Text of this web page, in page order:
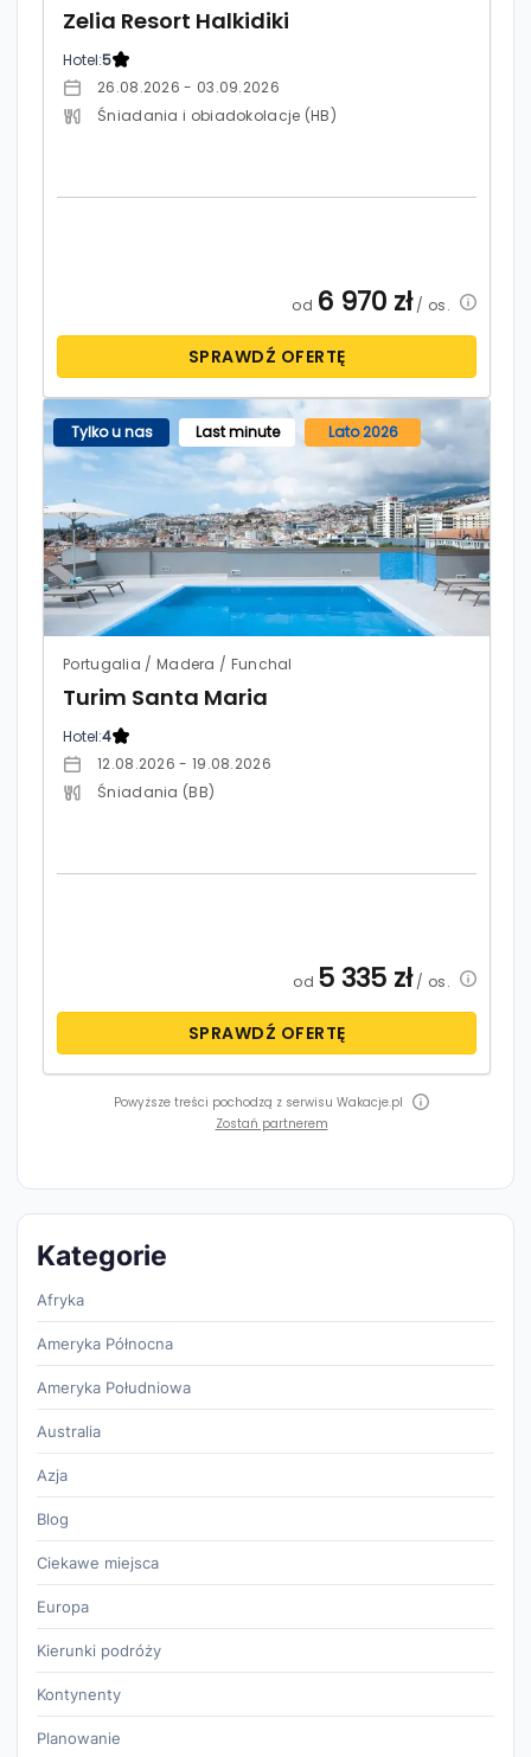
Zelia Resort Halkidiki
Hotel:5
26.08.2026 - 03.09.2026
Śniadania i obiadokolacje (HB)
od 6 970 zł/ os.
SPRAWDŹ OFERTĘ
Tylko u nas Last minute Lato 2026
Portugalia / Madera / Funchal
Turim Santa Maria
Hotel:4
12.08.2026 - 19.08.2026
Śniadania (BB)
od 5 335 zł/ os.
SPRAWDŹ OFERTĘ
Powyższe treści pochodzą z serwisu Wakacje.pl
Zostań partnerem
Kategorie
Afryka
Ameryka Północna
Ameryka Południowa
Australia
Azja
Blog
Ciekawe miejsca
Europa
Kierunki podróży
Kontynenty
Planowanie